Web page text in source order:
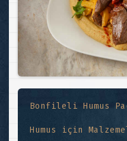
Bonfileli Humus
Humus için